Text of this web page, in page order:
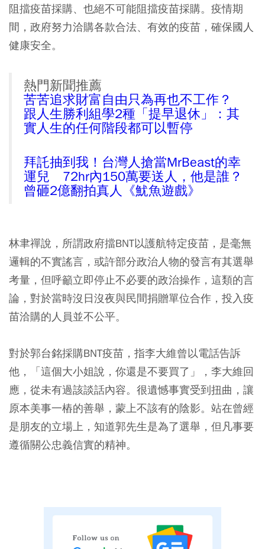
阻擋疫苗採購、也絕不可能阻擋疫苗採購。疫情期
間，政府努力洽購各款合法、有效的疫苗，確保國人
健康安全。
熱門新聞推薦
苦苦追求財富自由只為再也不工作？
跟人生勝利組學2種「提早退休」：其
實人生的任何階段都可以暫停
拜託抽到我！台灣人搶當MrBeast的幸
運兒 72hr內150萬要送人，他是誰？
曾砸2億翻拍真人《魷魚遊戲》
林聿禪說，所謂政府擋BNT以護航特定疫苗，是毫無
邏輯的不實謠言，或許部分政治人物的發言有其選舉
考量，但呼籲立即停止不必要的政治操作，這類的言
論，對於當時沒日沒夜與民間捐贈單位合作，投入疫
苗洽購的人員並不公平。
對於郭台銘採購BNT疫苗，指李大維曾以電話告訴
他，「這個大小姐說，你還是不要買了」，李大維回
應，從未有過該談話內容。很遺憾事實受到扭曲，讓
原本美事一樁的善舉，蒙上不該有的陰影。站在曾經
是朋友的立場上，知道郭先生是為了選舉，但凡事要
遵循關公忠義信實的精神。